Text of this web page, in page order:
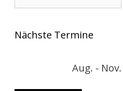
Nächste Termine
Aug. -